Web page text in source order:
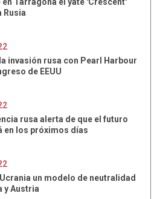
Rusia
invasión rusa con Pearl Harbour
de EEUU
rusa alerta de que el futuro
en los próximos días
un modelo de neutralidad
y Austria